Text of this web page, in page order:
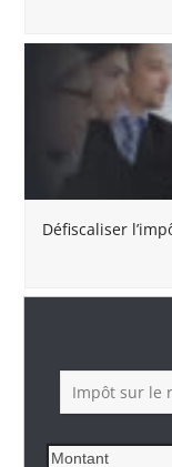
Défiscaliser
Impôt sur le